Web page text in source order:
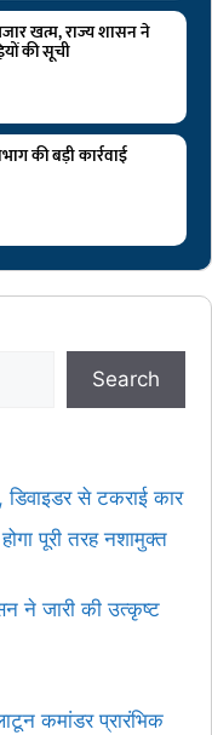
खत्म, राज्य शासन ने
की सूची
की बड़ी कार्रवाई
Search
से टकराई कार
पूरी तरह नशामुक्त
ने जारी की उत्कृष्ट
कमांडर प्रारंभिक